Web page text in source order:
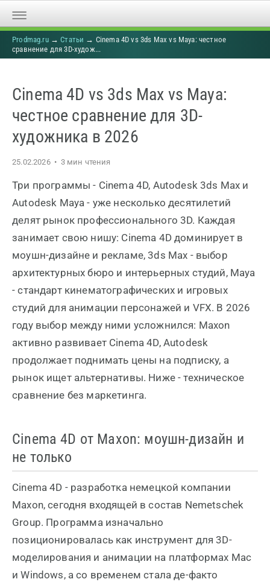
Prodmag.ru→Статьи → Cinema 4D vs 3ds Max vs Maya: честное
сравнение для 3D-худож...
Cinema 4D vs 3ds Max vs Maya:
честное сравнение для 3D-
художника в 2026
25.02.2026 • 3 мин чтения
Три программы - Cinema 4D, Autodesk 3ds Max и
Autodesk Maya - уже несколько десятилетий
делят рынок профессионального 3D. Каждая
занимает свою нишу: Cinema 4D доминирует в
моушн-дизайне и рекламе, 3ds Max - выбор
архитектурных бюро и интерьерных студий, Maya
- стандарт кинематографических и игровых
студий для анимации персонажей и VFX. В 2026
году выбор между ними усложнился: Maxon
активно развивает Cinema 4D, Autodesk
продолжает поднимать цены на подписку, а
рынок ищет альтернативы. Ниже - техническое
сравнение без маркетинга.
Cinema 4D от Maxon: моушн-дизайн и
не только
Cinema 4D - разработка немецкой компании
Maxon, сегодня входящей в состав Nemetschek
Group. Программа изначально
позиционировалась как инструмент для 3D-
моделирования и анимации на платформах Mac
и Windows, а со временем стала де-факто